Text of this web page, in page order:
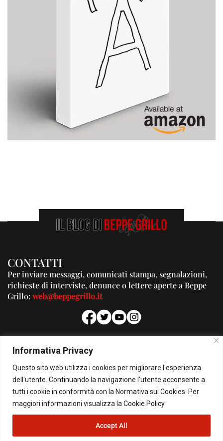
Informativa Privacy
Questo sito web utilizza i cookies per migliorare l'esperienza
dell'utente. Continuando la navigazione l'utente acconsente a
tutti i cookie in conformità con la Normativa sui Cookies. Per
maggiori informazioni visualizza la Cookie Policy
Accept All
CONTATTI
Per inviare messaggi, comunicati stampa, segnalazioni,
richieste di interviste, denunce o lettere aperte a Beppe
Grillo:web@beppegrillo.it
PUBBLICITA'
Per la tua pubblicità su questo Blog:
pubblicita@beppegrillo.it
© Copyright 2026 - Il Blog di Beppe Grillo. All Rights Reserved - Powered by
happygrafic.com